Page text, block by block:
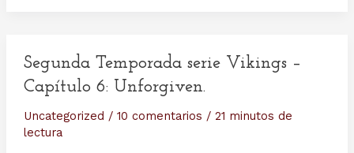
Segunda Temporada serie Vikings –
Capítulo 6: Unforgiven.
Uncategorized / 10 comentarios / 21 minutos de
lectura